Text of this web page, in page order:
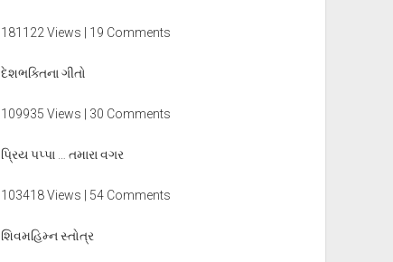
181122 Views | 19 Comments
દેશભક્તિના ગીતો
109935 Views | 30 Comments
પ્રિય પપ્પા … તમારા વગર
103418 Views | 54 Comments
શિવમહિમ્ન સ્તોત્ર